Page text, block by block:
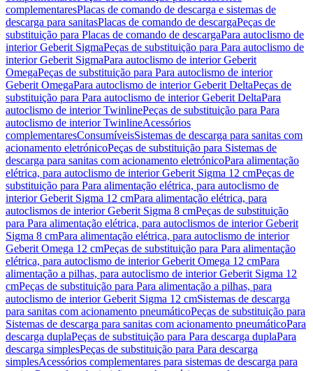
complementaresPlacas de comando de descarga e sistemas de
descarga para sanitasPlacas de comando de descargaPeças de
substituição para Placas de comando de descargaPara autoclismo de
interior Geberit SigmaPeças de substituição para Para autoclismo de
interior Geberit SigmaPara autoclismo de interior Geberit
OmegaPeças de substituição para Para autoclismo de interior
Geberit OmegaPara autoclismo de interior Geberit DeltaPeças de
substituição para Para autoclismo de interior Geberit DeltaPara
autoclismo de interior TwinlinePeças de substituição para Para
autoclismo de interior TwinlineAcessórios
complementaresConsumíveisSistemas de descarga para sanitas com
acionamento eletrónicoPeças de substituição para Sistemas de
descarga para sanitas com acionamento eletrónicoPara alimentação
elétrica, para autoclismo de interior Geberit Sigma 12 cmPeças de
substituição para Para alimentação elétrica, para autoclismo de
interior Geberit Sigma 12 cmPara alimentação elétrica, para
autoclismos de interior Geberit Sigma 8 cmPeças de substituição
para Para alimentação elétrica, para autoclismos de interior Geberit
Sigma 8 cmPara alimentação elétrica, para autoclismo de interior
Geberit Omega 12 cmPeças de substituição para Para alimentação
elétrica, para autoclismo de interior Geberit Omega 12 cmPara
alimentação a pilhas, para autoclismo de interior Geberit Sigma 12
cmPeças de substituição para Para alimentação a pilhas, para
autoclismo de interior Geberit Sigma 12 cmSistemas de descarga
para sanitas com acionamento pneumáticoPeças de substituição para
Sistemas de descarga para sanitas com acionamento pneumáticoPara
descarga duplaPeças de substituição para Para descarga duplaPara
descarga simplesPeças de substituição para Para descarga
simplesAcessórios complementares para sistemas de descarga para